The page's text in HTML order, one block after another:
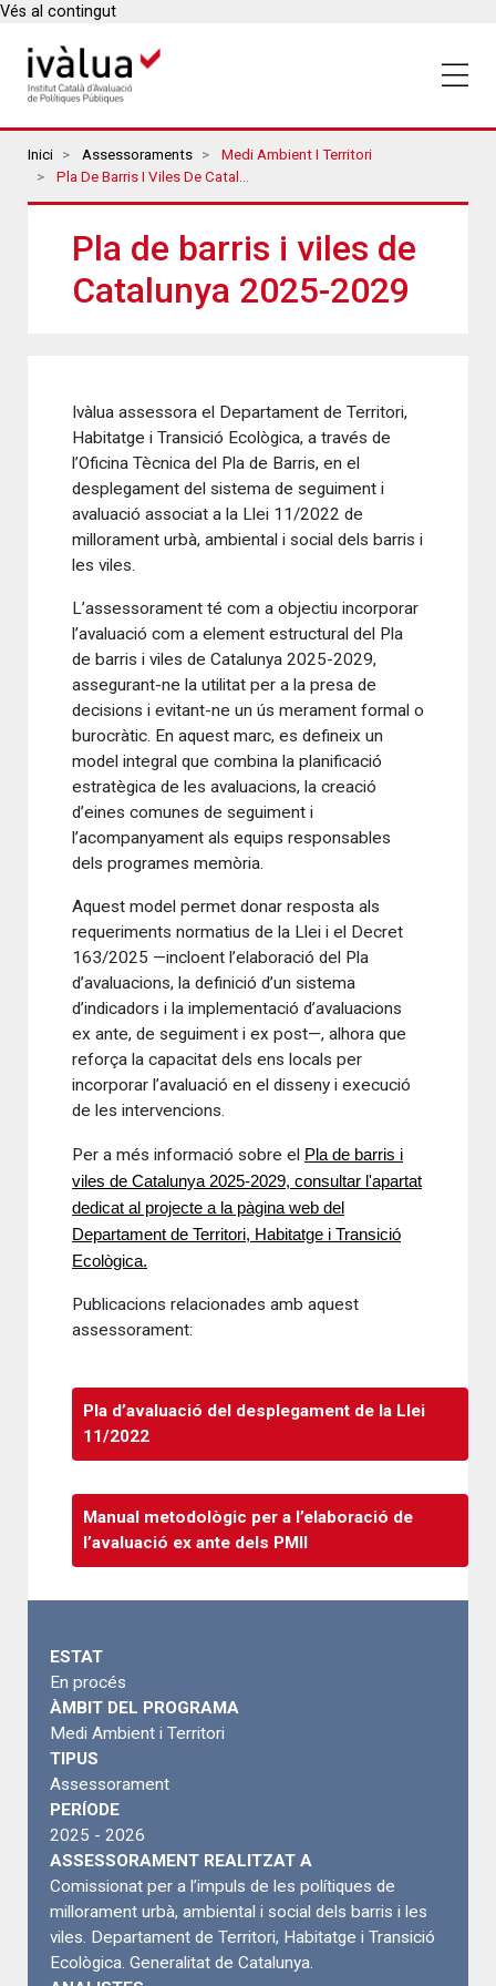
Vés al contingut
Breadcrumbs
Inici Assessoraments
Medi Ambient I Territori
Pla De Barris I Viles De Catalunya 2025-2029
Pla de barris i viles de
Catalunya 2025-2029
Ivàlua assessora el Departament de Territori,
Habitatge i Transició Ecològica, a través de
l’Oficina Tècnica del Pla de Barris, en el
desplegament del sistema de seguiment i
avaluació associat a la Llei 11/2022 de
millorament urbà, ambiental i social dels barris i
les viles.
L’assessorament té com a objectiu incorporar
l’avaluació com a element estructural del Pla
de barris i viles de Catalunya 2025-2029,
assegurant-ne la utilitat per a la presa de
decisions i evitant-ne un ús merament formal o
burocràtic. En aquest marc, es defineix un
model integral que combina la planificació
estratègica de les avaluacions, la creació
d’eines comunes de seguiment i
l’acompanyament als equips responsables
dels programes memòria.
Aquest model permet donar resposta als
requeriments normatius de la Llei i el Decret
163/2025 —incloent l’elaboració del Pla
d’avaluacions, la definició d’un sistema
d’indicadors i la implementació d’avaluacions
ex ante, de seguiment i ex post—, alhora que
reforça la capacitat dels ens locals per
incorporar l’avaluació en el disseny i execució
de les intervencions.
Per a més informació sobre el Pla de barris i
viles de Catalunya 2025-2029, consultar l'apartat
dedicat al projecte a la pàgina web del
Departament de Territori, Habitatge i Transició
Ecològica.
Publicacions relacionades amb aquest
assessorament:
Pla d’avaluació del desplegament de la Llei
11/2022
Manual metodològic per a l’elaboració de
l’avaluació ex ante dels PMII
ESTAT
En procés
ÀMBIT DEL PROGRAMA
Medi Ambient i Territori
TIPUS
Assessorament
PERÍODE
2025 - 2026
ASSESSORAMENT REALITZAT A
Comissionat per a l’impuls de les polítiques de
millorament urbà, ambiental i social dels barris i les
viles. Departament de Territori, Habitatge i Transició
Ecològica. Generalitat de Catalunya.